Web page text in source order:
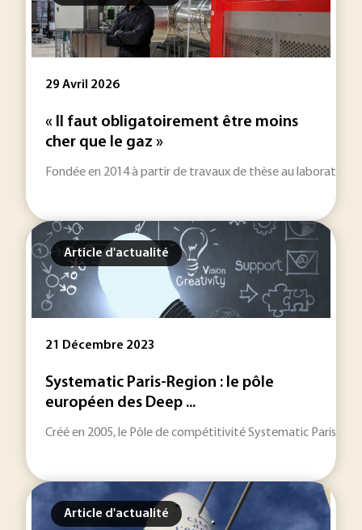
29 Avril 2026
« Il faut obligatoirement être moins
cher que le gaz »
Fondée en 2014 à partir de travaux de thèse au laboratoire
Article d'actualité
21 Décembre 2023
Systematic Paris-Region : le pôle
européen des Deep ...
Créé en 2005, le Pôle de compétitivité Systematic Paris-
Article d'actualité